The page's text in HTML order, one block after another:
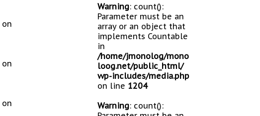
on
on
on
Warning: count():
Parameter must be an
array or an object that
implements Countable
in
/home/jmonolog/mono
loog.net/public_html/
wp-includes/media.php
on line 1204
Warning: count():